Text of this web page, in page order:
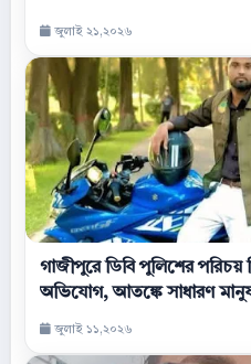
জুলাই ২১,২০২৬
গাজীপুরে ডিবি পুলিশের পরিচয়
অভিযোগ, আতঙ্কে সাধারণ
জুলাই ১১,২০২৬